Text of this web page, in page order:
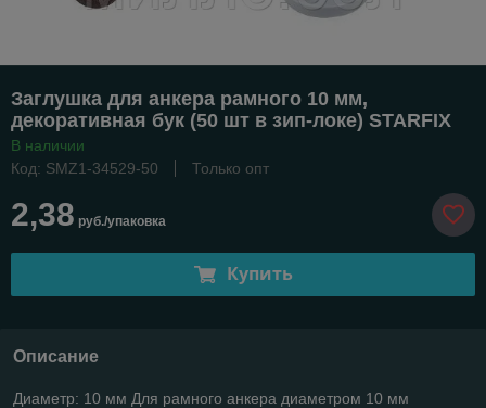
Заглушка для анкера рамного 10 мм,
декоративная бук (50 шт в зип-локе) STARFIX
В наличии
Код: SMZ1-34529-50
Только опт
2,38 руб./упаковка
Купить
Описание
Диаметр: 10 мм Для рамного анкера диаметром 10 мм